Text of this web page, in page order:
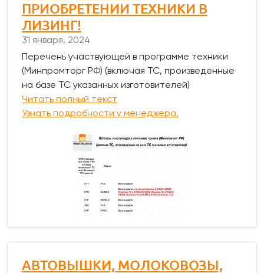
ПРИОБРЕТЕНИИ ТЕХНИКИ В
ЛИЗИНГ!
31 января, 2024
Перечень участвующей в программе техники
(Минпромторг РФ) (включая ТС, произведенные
на базе ТС указанных изготовителей)
Читать полный текст
Узнать подробности у менеджера.
АВТОВЫШКИ, МОЛОКОВОЗЫ,